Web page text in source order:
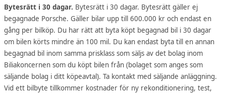
Bytesrätt i 30 dagar. Bytesrätt i 30 dagar. Bytesrätt gäller ej
begagnade Porsche. Gäller bilar upp till 600.000 kr och endast en
gång per bilköp. Du har rätt att byta köpt begagnad bil i 30 dagar
om bilen körts mindre än 100 mil. Du kan endast byta till en annan
begagnad bil inom samma prisklass som säljs av det bolag inom
Biliakoncernen som du köpt bilen från (bolaget som anges som
säljande bolag i ditt köpeavtal). Ta kontakt med säljande anläggning.
Vid ett bilbyte tillkommer kostnader för ny rekonditionering, test,